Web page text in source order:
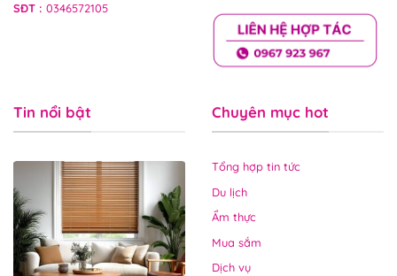
SĐT : 0346572105
Tin nổi bật Chuyên mục hot
Tổng hợp tin tức
Du lịch
Ẩm thực
Mua sắm
Dịch vụ